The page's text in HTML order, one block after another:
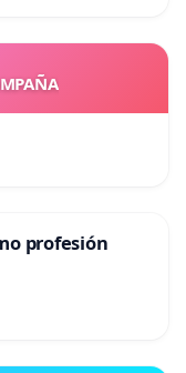
profesión